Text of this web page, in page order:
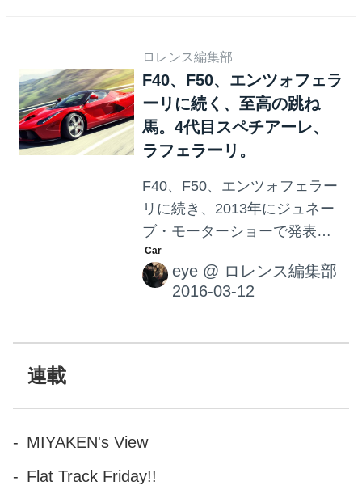
(cockpit)とは航空機の操縦席の
総称ですが、レーシングカー
の運転席もコックピットと呼
ばれます。そして、スーパー
カーの運転席、特にランボル
もコックピットと呼ばれるこ
とが多いです。 ということ
で、歴代ランボギーニ（一
部）のコックピットを見てみ
ましょう！新しいものから！
ロレンス編集部
F40、F50、エンツォフェラ
ーリに続く、至高の跳ね
馬。4代目スペチアーレ、
ラフェラーリ。
F40、F50、エンツォフェラー
リに続き、2013年にジュネー
ブ・モーターショーで発表さ
れた4代目スペチアーレ、
LaFerrari 。 La＝英語でいう
The。すなわち、The Ferrariで
ーミングです。発表前には
ッドカー ラフェラーリには、
フェラーリ初のハイブリッド
載されています。6262ccの
eye @ ロレンス編集部
連載
MIYAKEN's View
Flat Track Friday!!